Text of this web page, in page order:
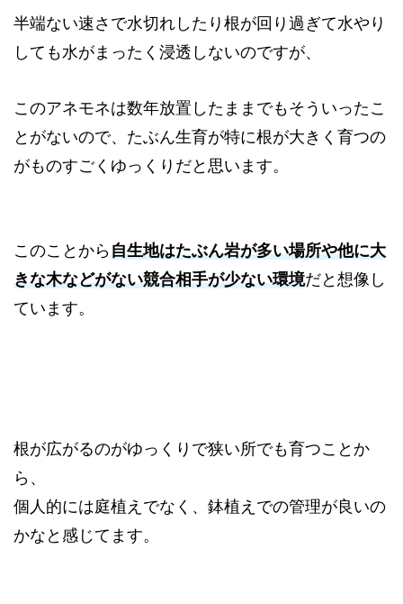
半端ない速さで水切れしたり根が回り過ぎて水やり
しても水がまったく浸透しないのですが、
このアネモネは数年放置したままでもそういったこ
とがないので、たぶん生育が特に根が大きく育つの
がものすごくゆっくりだと思います。
このことから自生地はたぶん岩が多い場所や他に大
きな木などがない競合相手が少ない環境だと想像し
ています。
根が広がるのがゆっくりで狭い所でも育つことか
ら、
個人的には庭植えでなく、鉢植えでの管理が良いの
かなと感じてます。